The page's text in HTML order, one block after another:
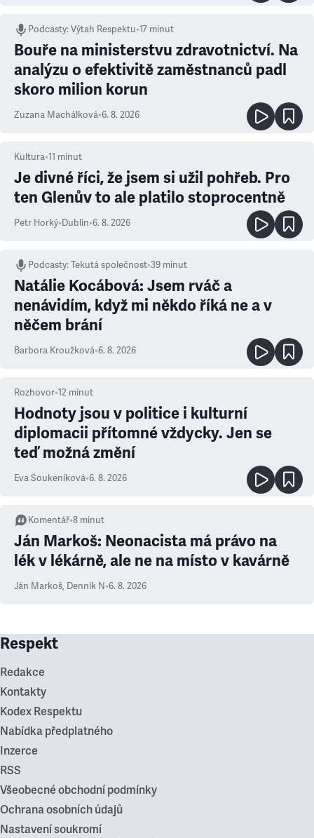
Podcasty:Výtah Respektu•17 minut
Bouře na ministerstvu zdravotnictví. Na
analýzu o efektivitě zaměstnanců padl
skoro milion korun
Zuzana Machálková•6. 8. 2026
Kultura•11 minut
Je divné říci, že jsem si užil pohřeb. Pro
ten Glenův to ale platilo stoprocentně
Petr Horký•Dublin•6. 8. 2026
Podcasty:Tekutá společnost•39 minut
Natálie Kocábová: Jsem rváč a
nenávidím, když mi někdo říká ne a v
něčem brání
Barbora Kroužková•6. 8. 2026
Rozhovor•12 minut
Hodnoty jsou v politice i kulturní
diplomacii přítomné vždycky. Jen se
teď možná změní
Eva Soukeníková•6. 8. 2026
Komentář•8 minut
Ján Markoš: Neonacista má právo na
lék v lékárně, ale ne na místo v kavárně
Ján Markoš, Denník N•6. 8. 2026
Respekt
Redakce
Kontakty
Kodex Respektu
Nabídka předplatného
Inzerce
RSS
Všeobecné obchodní podmínky
Ochrana osobních údajů
Nastavení soukromí